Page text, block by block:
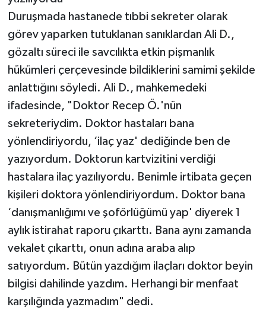
Duruşmada hastanede tıbbi sekreter olarak
görev yaparken tutuklanan sanıklardan Ali D.,
gözaltı süreci ile savcılıkta etkin pişmanlık
hükümleri çerçevesinde bildiklerini samimi şekilde
anlattığını söyledi. Ali D., mahkemedeki
ifadesinde, "Doktor Recep Ö.'nün
sekreteriydim. Doktor hastaları bana
yönlendiriyordu, ‘ilaç yaz' dediğinde ben de
yazıyordum. Doktorun kartvizitini verdiği
hastalara ilaç yazılıyordu. Benimle irtibata geçen
kişileri doktora yönlendiriyordum. Doktor bana
‘danışmanlığımı ve şoförlüğümü yap' diyerek 1
aylık istirahat raporu çıkarttı. Bana aynı zamanda
vekalet çıkarttı, onun adına araba alıp
satıyordum. Bütün yazdığım ilaçları doktor beyin
bilgisi dahilinde yazdım. Herhangi bir menfaat
karşılığında yazmadım" dedi.